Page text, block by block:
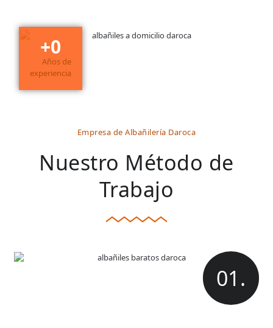
+30
Años de
experiencia
Empresa de Albañilería Daroca
Nuestro Método de
Trabajo
01.